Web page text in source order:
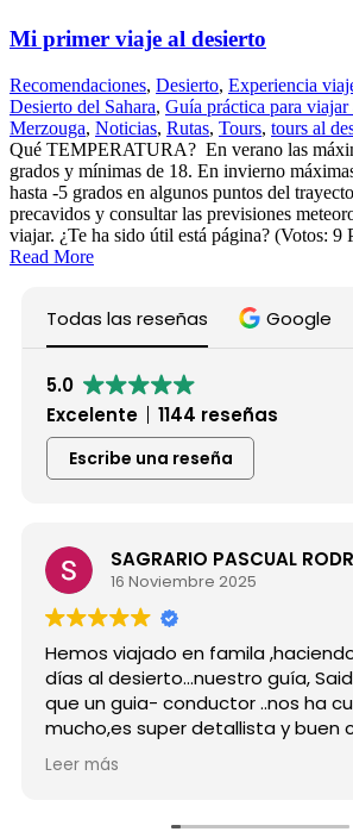
Mi primer viaje al desierto
Recomendaciones, Desierto, Experiencia
Desierto del Sahara, Guía práctica para viajar
Merzouga, Noticias, Rutas, Tours, tours al
Qué TEMPERATURA? En verano las
grados y mínimas de 18. En invierno
hasta -5 grados en algunos puntos del
precavidos y consultar las previsiones
viajar. ¿Te ha sido útil está página? (Votos: 9
Read More
Todas las reseñas Google
5.0
Excelente
1144 reseñas
Escribe una reseña
SAGRARIO PASCUAL RODRIGUEZ
16 Noviembre 2025
viajado en famila ,haciendo el tour
desierto...nuestro guía, Said...ha sido
guia- conductor ..nos ha cuidado
super detallista y buen
atento a todas nuestras peticiones y
muchos lugares